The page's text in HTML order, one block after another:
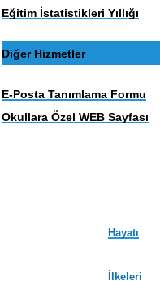
Eğitim İstatistikleri Yıllığı
Diğer Hizmetler
E-Posta Tanımlama Formu
Okullara Özel WEB Sayfası
Hayatı
İlkeleri